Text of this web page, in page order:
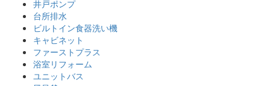
井戸ポンプ
台所排水
ビルトイン食器洗い機
キャビネット
ファーストプラス
浴室リフォーム
ユニットバス